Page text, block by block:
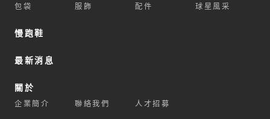
包袋
服飾 配件 球星風采
慢跑鞋
最新消息
關於
企業簡介 聯絡我們 人才招募